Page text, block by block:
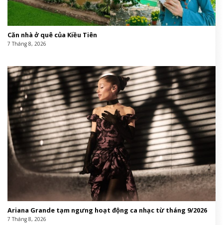
Căn nhà ở quê của Kiều Tiên
7 Tháng 8, 2026
Ariana Grande tạm ngưng hoạt động ca nhạc từ tháng 9/2026
7 Tháng 8, 2026